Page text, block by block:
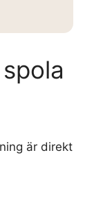
är direkt